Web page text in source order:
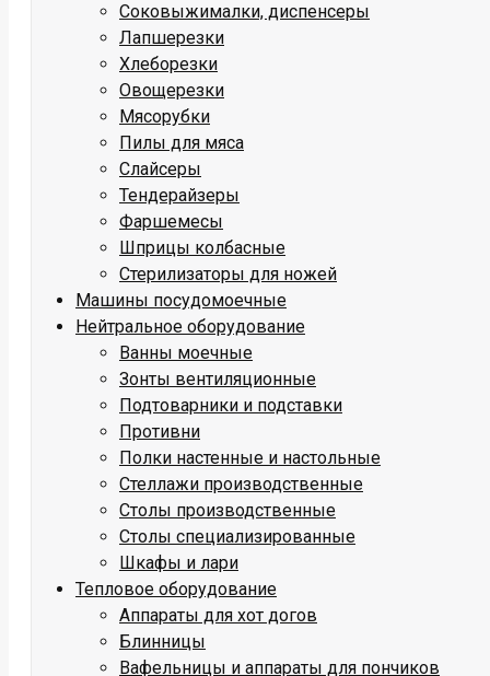
Соковыжималки, диспенсеры
Лапшерезки
Хлеборезки
Овощерезки
Мясорубки
Пилы для мяса
Слайсеры
Тендерайзеры
Фаршемесы
Шприцы колбасные
Стерилизаторы для ножей
Машины посудомоечные
Нейтральное оборудование
Ванны моечные
Зонты вентиляционные
Подтоварники и подставки
Противни
Полки настенные и настольные
Стеллажи производственные
Столы производственные
Столы специализированные
Шкафы и лари
Тепловое оборудование
Аппараты для хот догов
Блинницы
Вафельницы и аппараты для пончиков